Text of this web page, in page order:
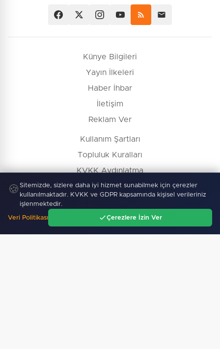
Künye Bilgileri
Yayın İlkeleri
Haber İhbar
İletişim
Reklam Ver
Kullanım Şartları
Topluluk Kuralları
KVKK Aydınlatma
Çerez Politikası
İçerik Kaldırma / Düzeltme
Köşe Yazarları Gazete Manşetleri
🍪 Sitemizde, sizlere daha iyi hizmet sunabilmek için çerezler
kullanılmaktadır. KVKK ve GDPR kapsamında kişisel verileriniz
işlenmektedir.
Veri Politikası Çerezlere İzin Ver
Gündem Ara Menü